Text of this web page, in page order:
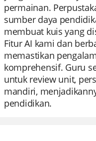
permainan.
sumber daya
membuat kuis yang
Fitur AI kami dan
memastikan
komprehensif. Guru
untuk review unit,
mandiri,
pendidikan.